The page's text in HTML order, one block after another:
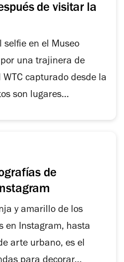
de visitar la
selfie en el Museo
una trajinera de
capturado desde la
son lugares...
de
y amarillo de los
en Instagram, hasta
arte urbano, es el